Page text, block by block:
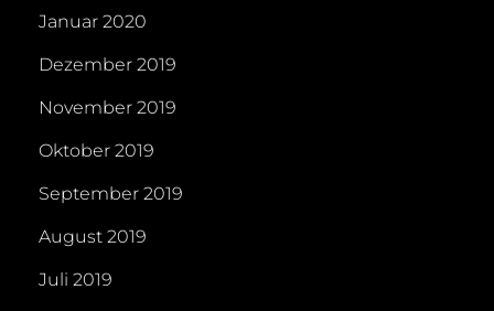
Januar 2020
Dezember 2019
November 2019
Oktober 2019
September 2019
August 2019
Juli 2019